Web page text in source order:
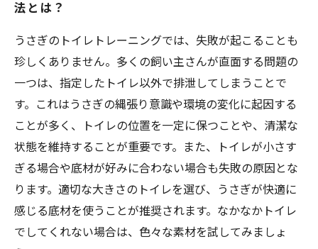
法とは？
うさぎのトイレトレーニングでは、失敗が起こることも
珍しくありません。多くの飼い主さんが直面する問題の
一つは、指定したトイレ以外で排泄してしまうことで
す。これはうさぎの縄張り意識や環境の変化に起因する
ことが多く、トイレの位置を一定に保つことや、清潔な
状態を維持することが重要です。また、トイレが小さす
ぎる場合や底材が好みに合わない場合も失敗の原因とな
ります。適切な大きさのトイレを選び、うさぎが快適に
感じる底材を使うことが推奨されます。なかなかトイレ
でしてくれない場合は、色々な素材を試してみましょ